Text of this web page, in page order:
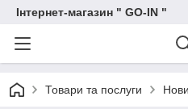
Інтернет-магазин " GO-IN "
Товари та послуги